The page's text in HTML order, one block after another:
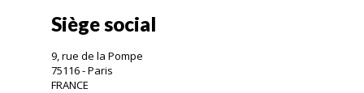
Siège social
9, rue de la Pompe
75116 - Paris
FRANCE